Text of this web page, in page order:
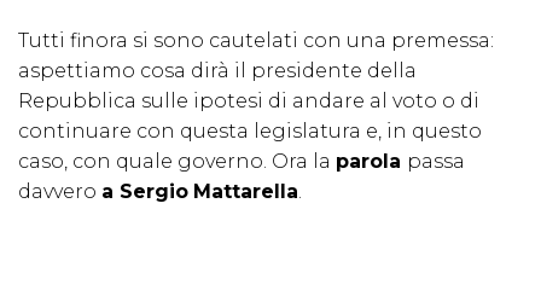
Tutti finora si sono cautelati con una premessa:
aspettiamo cosa dirà il presidente della
Repubblica sulle ipotesi di andare al voto o di
continuare con questa legislatura e, in questo
caso, con quale governo. Ora la parola passa
davvero a Sergio Mattarella.